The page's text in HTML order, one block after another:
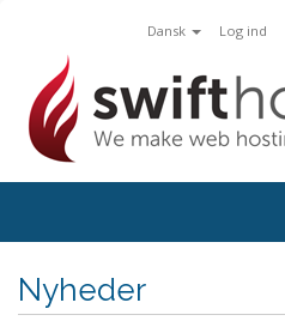
Dansk Log ind
Nyheder